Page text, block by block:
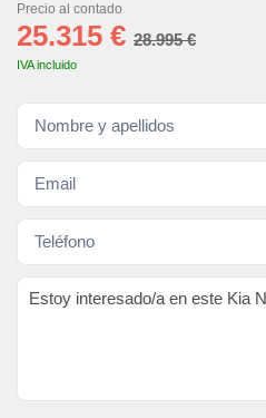
Precio al contado
25.315 € 28.995 €
IVA incluido